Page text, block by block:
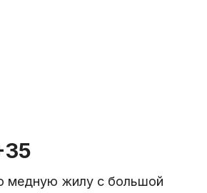
медную жилу c большой